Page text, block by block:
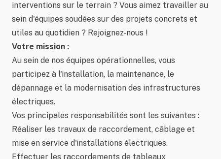
interventions sur le terrain ? Vous aimez travailler au
sein d'équipes soudées sur des projets concrets et
utiles au quotidien ? Rejoignez-nous !
Votre mission :
Au sein de nos équipes opérationnelles, vous
participez à l'installation, la maintenance, le
dépannage et la modernisation des infrastructures
électriques.
Vos principales responsabilités sont les suivantes :
Réaliser les travaux de raccordement, câblage et
mise en service d'installations électriques.
Effectuer les raccordements de tableaux